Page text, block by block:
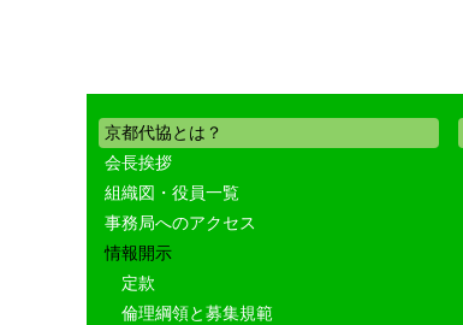
京都代協とは？
会長挨拶
組織図・役員一覧
事務局へのアクセス
情報開示
定款
倫理綱領と募集規範